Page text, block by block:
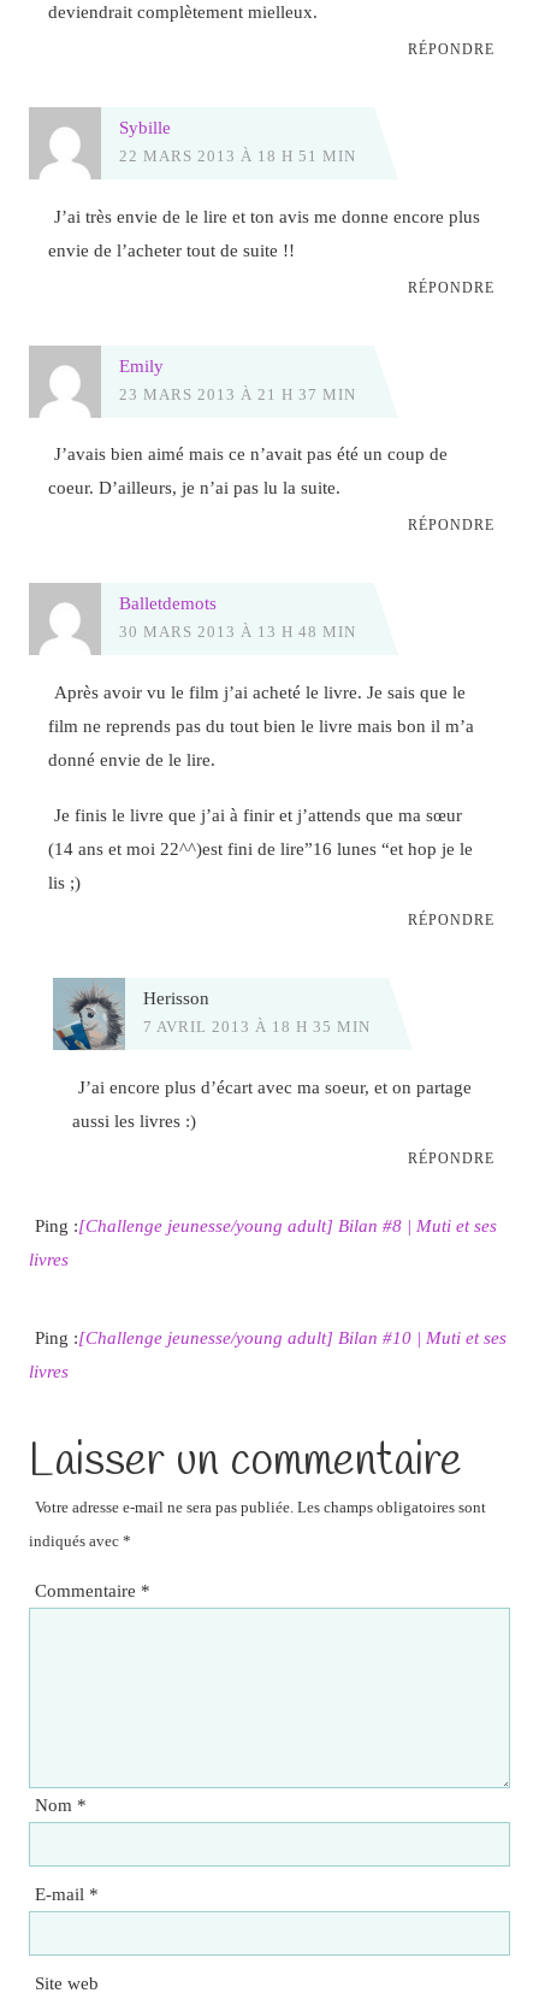
deviendrait complètement mielleux.
RÉPONDRE
Sybille
22 MARS 2013 À 18 H 51 MIN
J’ai très envie de le lire et ton avis me donne encore plus
envie de l’acheter tout de suite !!
RÉPONDRE
Emily
23 MARS 2013 À 21 H 37 MIN
J’avais bien aimé mais ce n’avait pas été un coup de
coeur. D’ailleurs, je n’ai pas lu la suite.
RÉPONDRE
Balletdemots
30 MARS 2013 À 13 H 48 MIN
Après avoir vu le film j’ai acheté le livre. Je sais que le
film ne reprends pas du tout bien le livre mais bon il m’a
donné envie de le lire.
Je finis le livre que j’ai à finir et j’attends que ma sœur
(14 ans et moi 22^^)est fini de lire”16 lunes “et hop je le
lis ;)
RÉPONDRE
Herisson
7 AVRIL 2013 À 18 H 35 MIN
J’ai encore plus d’écart avec ma soeur, et on partage
aussi les livres :)
RÉPONDRE
Ping :[Challenge jeunesse/young adult] Bilan #8 | Muti et ses
livres
Ping :[Challenge jeunesse/young adult] Bilan #10 | Muti et ses
livres
Laisser un commentaire
Votre adresse e-mail ne sera pas publiée. Les champs obligatoires sont
indiqués avec *
Commentaire *
Nom *
E-mail *
Site web